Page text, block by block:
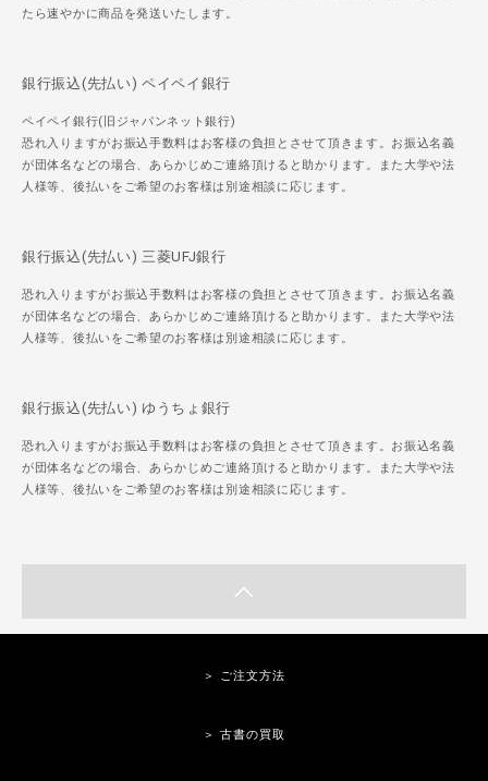
たら速やかに商品を発送いたします。
銀行振込(先払い) ペイペイ銀行
ペイペイ銀行(旧ジャパンネット銀行)
恐れ入りますがお振込手数料はお客様の負担とさせて頂きます。お振込名義
が団体名などの場合、あらかじめご連絡頂けると助かります。また大学や法
人様等、後払いをご希望のお客様は別途相談に応じます。
銀行振込(先払い) 三菱UFJ銀行
恐れ入りますがお振込手数料はお客様の負担とさせて頂きます。お振込名義
が団体名などの場合、あらかじめご連絡頂けると助かります。また大学や法
人様等、後払いをご希望のお客様は別途相談に応じます。
銀行振込(先払い) ゆうちょ銀行
恐れ入りますがお振込手数料はお客様の負担とさせて頂きます。お振込名義
が団体名などの場合、あらかじめご連絡頂けると助かります。また大学や法
人様等、後払いをご希望のお客様は別途相談に応じます。
＞ ご注文方法
＞ 古書の買取